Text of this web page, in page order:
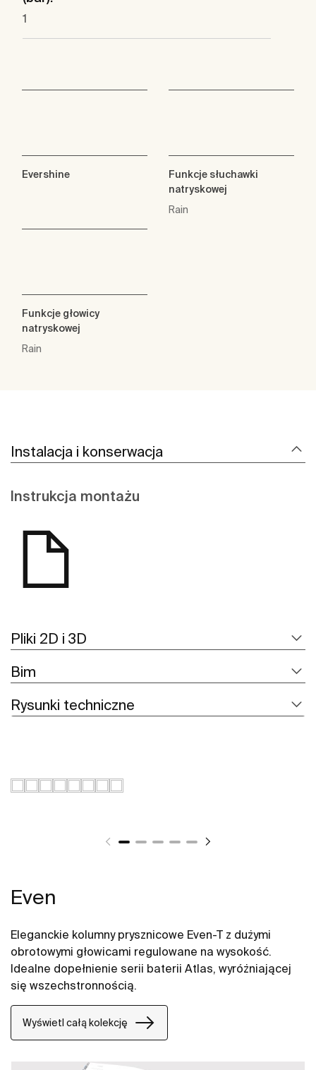
1
Evershine
Funkcje słuchawki
natryskowej
Rain
Funkcje głowicy
natryskowej
Rain
Instalacja i konserwacja
Instrukcja montażu
Pliki 2D i 3D
Bim
Rysunki techniczne
Even
Eleganckie kolumny prysznicowe Even-T z dużymi
obrotowymi głowicami regulowane na wysokość.
Idealne dopełnienie serii baterii Atlas, wyróżniającej
się wszechstronnością.
Wyświetl całą kolekcję